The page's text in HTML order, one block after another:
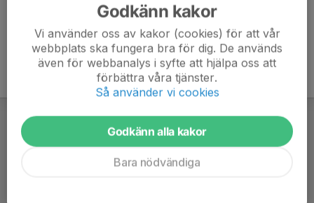
Godkänn kakor
Vi använder oss av kakor (cookies) för att vår
webbplats ska fungera bra för dig. De används
även för webbanalys i syfte att hjälpa oss att
förbättra våra tjänster.
Så använder vi cookies
Godkänn alla kakor
Bara nödvändiga